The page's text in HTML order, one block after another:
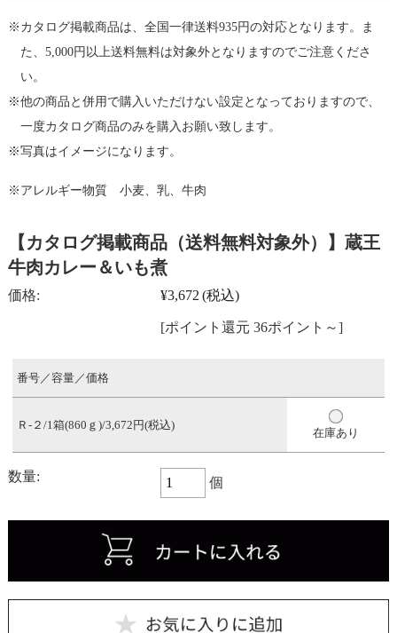
カタログ掲載商品は、全国一律送料935円の対応となります。ま
た、5,000円以上送料無料は対象外となりますのでご注意くださ
い。
他の商品と併用で購入いただけない設定となっておりますので、
一度カタログ商品のみを購入お願い致します。
写真はイメージになります。
アレルギー物質 小麦、乳、牛肉
【カタログ掲載商品（送料無料対象外）】蔵王
牛肉カレー＆いも煮
価格: ¥3,672 (税込)
[ポイント還元 36ポイント～]
番号／容量／価格
Ｒ-２/1箱(860ｇ)/3,672円(税込)
在庫あり
数量: 個